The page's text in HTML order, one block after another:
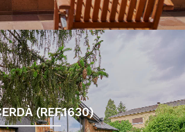
(REF.1630)